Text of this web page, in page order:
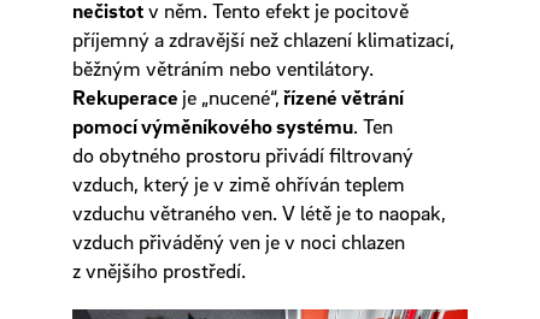
nečistotv něm. Tento efekt je pocitově
příjemný a zdravější než chlazení klimatizací,
běžným větráním nebo ventilátory.
Rekuperace je „nucené“,řízené větrání
pomocí výměníkového systému. Ten
do obytného prostoru přivádí filtrovaný
vzduch, který je v zimě ohříván teplem
vzduchu větraného ven. V létě je to naopak,
vzduch přiváděný ven je v noci chlazen
z vnějšího prostředí.